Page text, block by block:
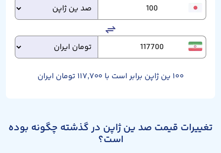
۱۰۰ ین ژاپن برابر است با ۱۱۷,۷۰۰ تومان ایران
تغییرات قیمت صد ین ژاپن در گذشته چگونه بوده
است؟